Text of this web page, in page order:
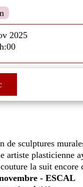
2025
de sculptures
artiste plasticienne
la suit encore
- ESCAL